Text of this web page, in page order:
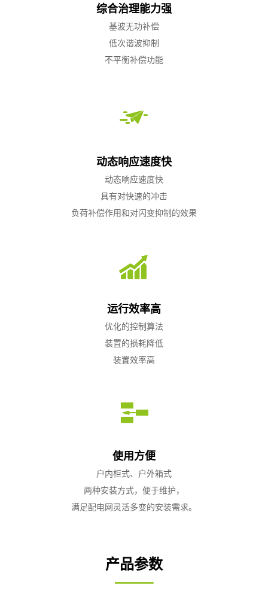
综合治理能力强
基波无功补偿
低次谐波抑制
不平衡补偿功能
动态响应速度快
动态响应速度快
具有对快速的冲击
负荷补偿作用和对闪变抑制的效果
运行效率高
优化的控制算法
装置的损耗降低
装置效率高
使用方便
户内柜式、户外箱式
两种安装方式，便于维护，
满足配电网灵活多变的安装需求。
产品参数